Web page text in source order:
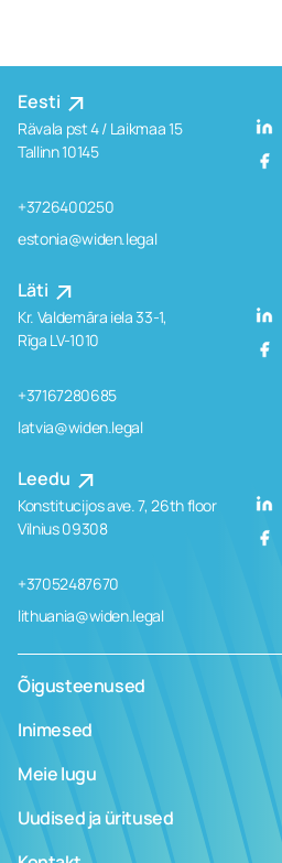
Eesti
Rävala pst 4 / Laikmaa 15
Tallinn 10145
+3726400250
estonia@widen.legal
Läti
Kr. Valdemāra iela 33-1,
Rīga LV-1010
+37167280685
latvia@widen.legal
Leedu
Konstitucijos ave. 7, 26th floor
Vilnius 09308
+37052487670
lithuania@widen.legal
Õigusteenused
Inimesed
Meie lugu
Uudised ja üritused